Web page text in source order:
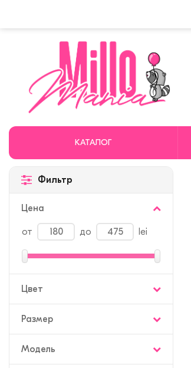
КАТАЛОГ
Фильтр
Цена
от до lei
Цвет
Размер
Модель